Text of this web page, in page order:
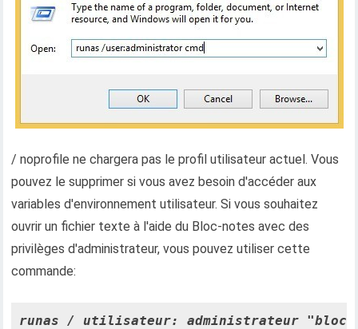
/ noprofile ne chargera pas le profil utilisateur actuel. Vous
pouvez le supprimer si vous avez besoin d'accéder aux
variables d'environnement utilisateur. Si vous souhaitez
ouvrir un fichier texte à l'aide du Bloc-notes avec des
privilèges d'administrateur, vous pouvez utiliser cette
commande:
runas / utilisateur: administrateur "bloc-